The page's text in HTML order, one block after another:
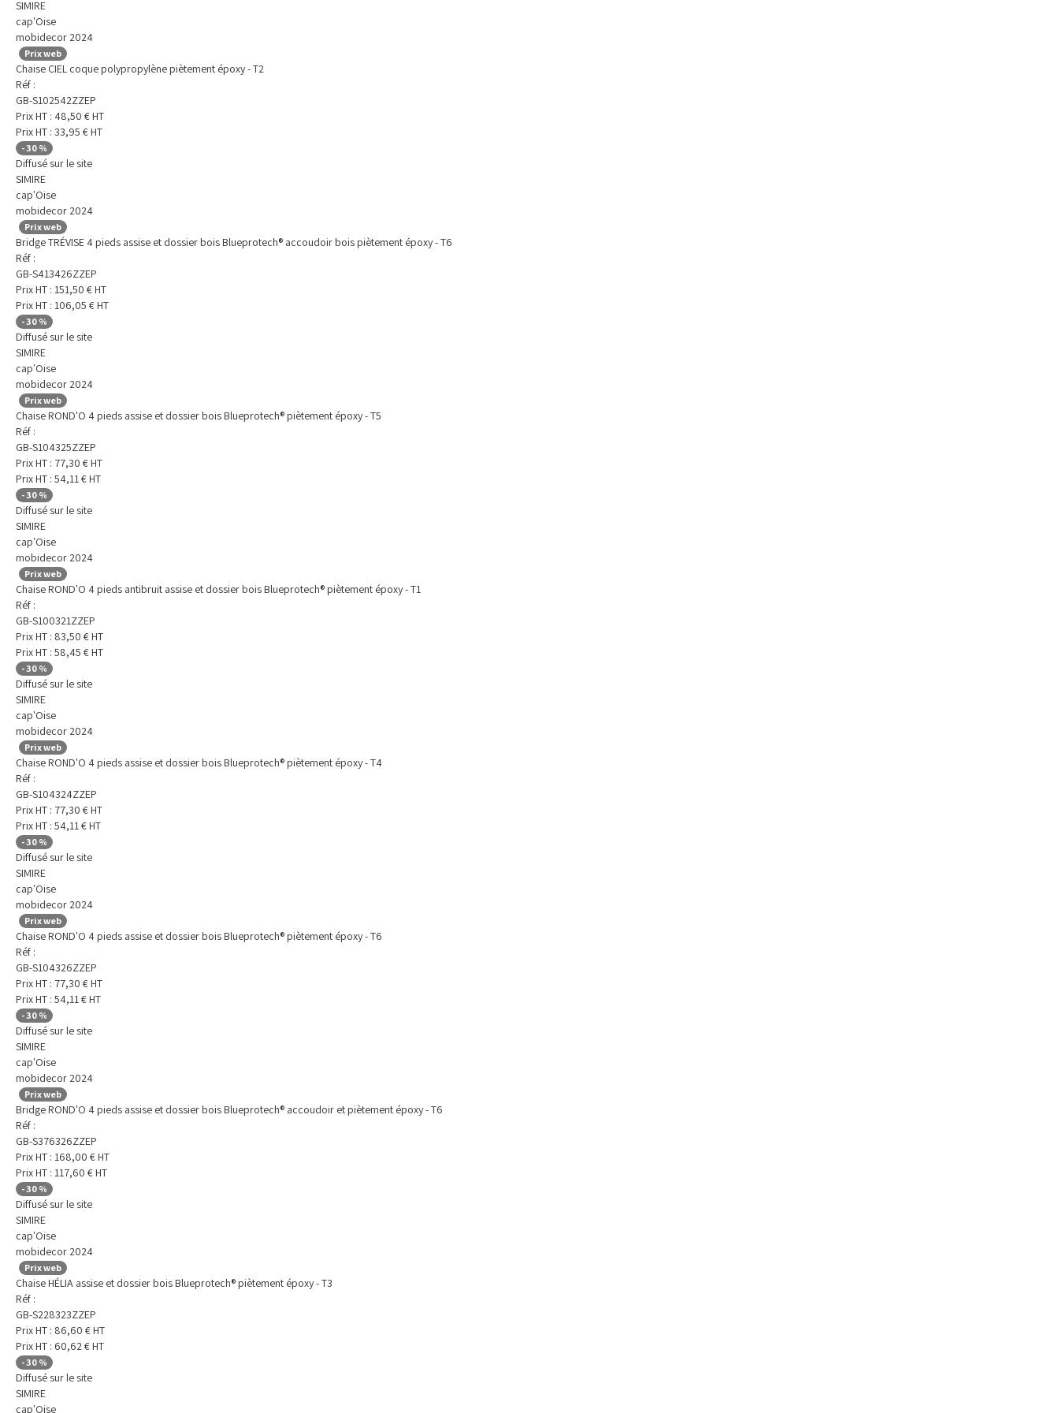
SIMIRE
cap'Oise
mobidecor 2024
Prix web
Chaise CIEL coque polypropylène piètement époxy - T2
Réf :
GB-S102542ZZEP
Prix HT : 48,50 € HT
Prix HT : 33,95 € HT
-30 %
Diffusé sur le site
SIMIRE
cap'Oise
mobidecor 2024
Prix web
Bridge TRÉVISE 4 pieds assise et dossier bois Blueprotech® accoudoir bois piètement époxy - T6
Réf :
GB-S413426ZZEP
Prix HT : 151,50 € HT
Prix HT : 106,05 € HT
-30 %
Diffusé sur le site
SIMIRE
cap'Oise
mobidecor 2024
Prix web
Chaise ROND'O 4 pieds assise et dossier bois Blueprotech® piètement époxy - T5
Réf :
GB-S104325ZZEP
Prix HT : 77,30 € HT
Prix HT : 54,11€ HT
-30 %
Diffusé sur le site
SIMIRE
cap'Oise
mobidecor 2024
Prix web
Chaise ROND'O 4 pieds antibruit assise et dossier bois Blueprotech® piètement époxy - T1
Réf :
GB-S100321ZZEP
Prix HT : 83,50 € HT
Prix HT : 58,45 € HT
-30 %
Diffusé sur le site
SIMIRE
cap'Oise
mobidecor 2024
Prix web
Chaise ROND'O 4 pieds assise et dossier bois Blueprotech® piètement époxy - T4
Réf :
GB-S104324ZZEP
Prix HT : 77,30 € HT
Prix HT : 54,11€ HT
-30 %
Diffusé sur le site
SIMIRE
cap'Oise
mobidecor 2024
Prix web
Chaise ROND'O 4 pieds assise et dossier bois Blueprotech® piètement époxy - T6
Réf :
GB-S104326ZZEP
Prix HT : 77,30 € HT
Prix HT : 54,11€ HT
-30 %
Diffusé sur le site
SIMIRE
cap'Oise
mobidecor 2024
Prix web
Bridge ROND'O 4 pieds assise et dossier bois Blueprotech® accoudoir et piètement époxy - T6
Réf :
GB-S376326ZZEP
Prix HT : 168,00 € HT
Prix HT : 117,60 € HT
-30 %
Diffusé sur le site
SIMIRE
cap'Oise
mobidecor 2024
Prix web
Chaise HÉLIA assise et dossier bois Blueprotech® piètement époxy - T3
Réf :
GB-S228323ZZEP
Prix HT : 86,60 € HT
Prix HT : 60,62€ HT
-30 %
Diffusé sur le site
SIMIRE
cap'Oise